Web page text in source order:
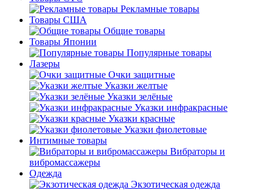
Рекламные товары
Товары США
Общие товары
Товары Японии
Популярные товары
Лазеры
Очки защитные
Указки желтые
Указки зелёные
Указки инфракрасные
Указки красные
Указки фиолетовые
Интимные товары
Вибраторы и
вибромассажеры
Одежда
Экзотическая одежда